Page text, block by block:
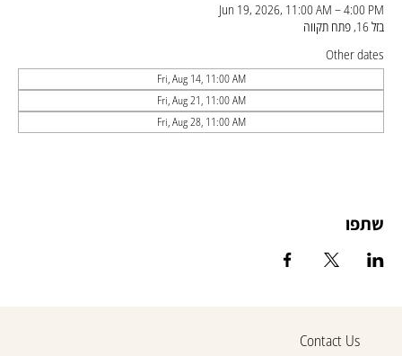
Jun 19, 2026, 11:00 AM – 4:00 PM
בזל 16, פתח תקווה
Other dates
Fri, Aug 14, 11:00 AM
Fri, Aug 21, 11:00 AM
Fri, Aug 28, 11:00 AM
שתפו
Contact Us